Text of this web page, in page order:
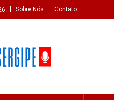
Sobre Nós Contato